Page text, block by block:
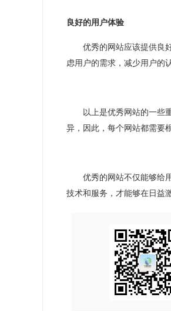
良好的用户体验
优秀的网站应该提供良
虑用户的需求，减少用户的
以上是优秀网站的一些
异，因此，每个网站都需要
优秀的网站不仅能够给
技术和服务，才能够在日益